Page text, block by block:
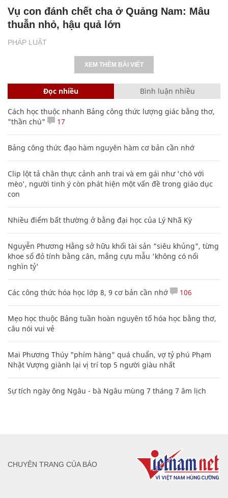
PHÁP LUẬT
Vụ con đánh chết cha ở Quảng Nam: Mâu
thuẫn nhỏ, hậu quả lớn
XEM THÊM BÀI VIẾT
Đọc nhiều Bình luận nhiều
Cách học thuộc nhanh Bảng công thức lượng giác bằng thơ,
"thần chú"
17
Bảng công thức đạo hàm nguyên hàm cơ bản cần nhớ
Clip lột tả chân thực cảnh anh trai và em gái như 'chó với
mèo', người tinh ý còn phát hiện một vấn đề trong giáo dục
con
Nhiều điểm bất thường ở bằng đại học của Lý Nhã Kỳ
Nguyễn Phương Hằng sở hữu khối tài sản "siêu khủng", từng
khoe sổ đỏ tính bằng cân, mắng cựu mẫu 'không có nổi
nghìn tỷ'
Các công thức hóa học lớp 8, 9 cơ bản cần nhớ 106
Mẹo học thuộc Bảng tuần hoàn nguyên tố hóa học bằng thơ,
câu nói vui vẻ
Mai Phương Thúy "phím hàng" quá chuẩn, vợ tỷ phú Phạm
Nhật Vượng giành lại vị trí top 5 người giàu nhất
Sự tích ngày ông Ngâu - bà Ngâu mùng 7 tháng 7 âm lịch
CHUYÊN TRANG CỦA BÁO